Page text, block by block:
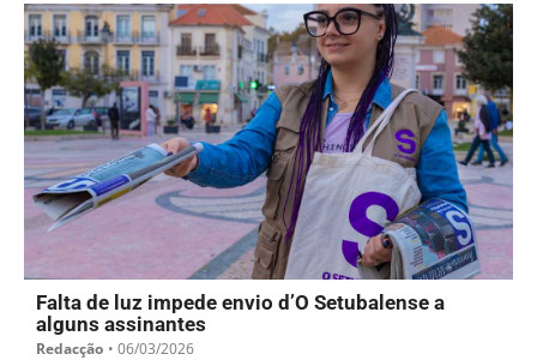
Falta de luz impede envio d’O Setubalense a
alguns assinantes
Redacção • 06/03/2026